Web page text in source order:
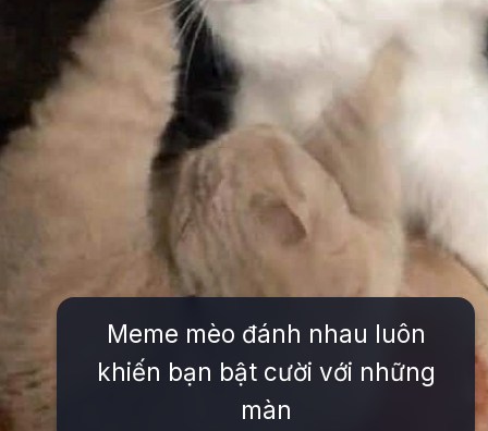
Meme mèo đánh nhau luôn
khiến bạn bật cười với những
màn